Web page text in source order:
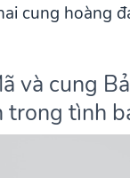
cung hoàng
và cung
trong tình